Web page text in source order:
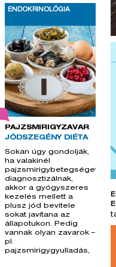
dietetikusától megt
ENDOKRINOLÓGIA
PAJZSMIRIGYZAVAR
JÓDSZEGÉNY DIÉTA
Sokan úgy gondolják,
ha valakinél
pajzsmirigybetegséget
diagnosztizálnak,
akkor a gyógyszeres
kezelés mellett a
plusz jód bevitele
sokat javítana az
állapotukon. Pedig
vannak olyan zavarok –
pl.
pajzsmirigygyulladás,